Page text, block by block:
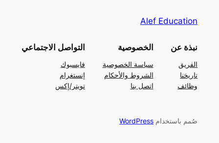
Alef Education
نبذة عن
الفريق
تاريخنا
وظائف
الخصوصية
سياسة الخصوصية
الشروط والأحكام
اتصل بنا
التواصل الاجتماعي
فايسبوك
إنستغرام
تويتر/إكس
صُمم باستخدام WordPress